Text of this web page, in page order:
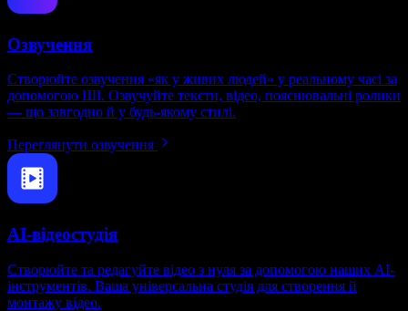
Озвучення
Створюйте озвучення «як у живих людей» у реальному часі за
допомогою ШІ. Озвучуйте тексти, відео, пояснювальні ролики
— що завгодно й у будь-якому стилі.
Переглянути озвучення
AI-відеостудія
Створюйте та редагуйте відео з нуля за допомогою наших AI-
інструментів. Ваша універсальна студія для створення й
монтажу відео.